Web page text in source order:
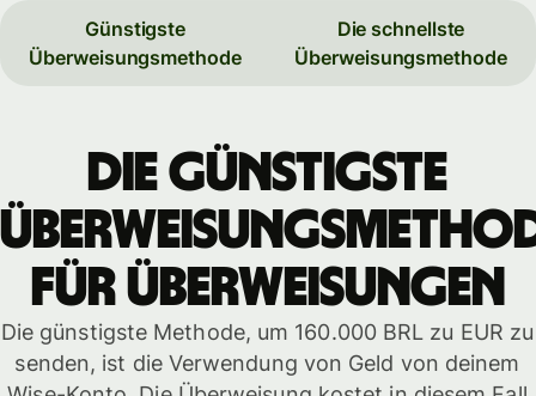
Günstigste
Überweisungsmethode
Die schnellste
Überweisungsmethode
Die günstigste
für Überweisungen
Die günstigste Methode, um 160.000 BRL zu EUR zu
senden, ist die Verwendung von Geld von deinem